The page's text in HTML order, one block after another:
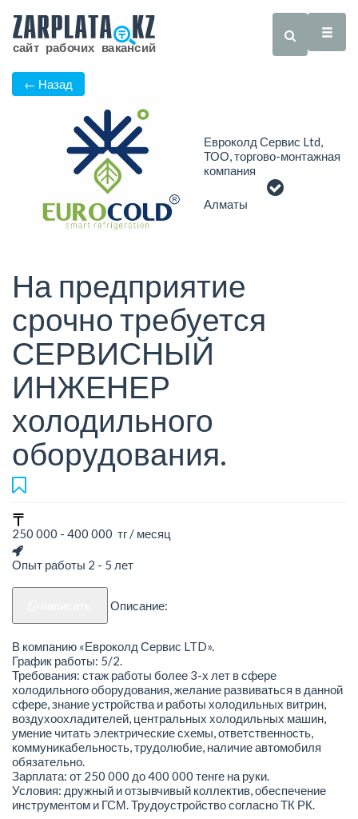
← Назад
Евроколд Сервис Ltd,
ТОО, торгово-монтажная
компания
Алматы
На предприятие
срочно требуется
СЕРВИСНЫЙ
ИНЖЕНЕР
холодильного
оборудования.
250 000 - 400 000 тг / месяц
Опыт работы 2 - 5 лет
Описание:
В компанию «Евроколд Сервис LTD».
График работы: 5/2.
Требования: стаж работы более 3-х лет в сфере
холодильного оборудования, желание развиваться в данной
сфере, знание устройства и работы холодильных витрин,
воздухоохладителей, центральных холодильных машин,
умение читать электрические схемы, ответственность,
коммуникабельность, трудолюбие, наличие автомобиля
обязательно.
Зарплата: от 250 000 до 400 000 тенге на руки.
Условия: дружный и отзывчивый коллектив, обеспечение
инструментом и ГСМ. Трудоустройство согласно ТК РК.